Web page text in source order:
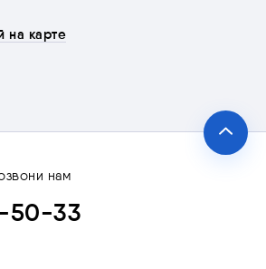
на карте
нам
50-33